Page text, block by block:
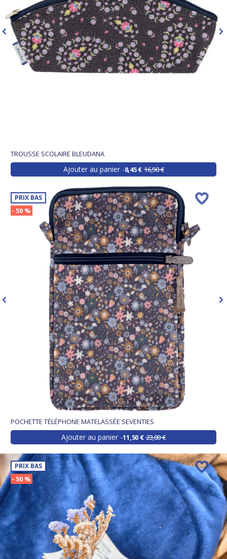
TROUSSE SCOLAIRE BLEUDANA
Ajouter au panier 8,45 € 16,90 €
PRIX BAS
- 50 %
POCHETTE TÉLÉPHONE MATELASSÉE SEVENTIES
Ajouter au panier 11,50 € 23,00 €
PRIX BAS
- 50 %